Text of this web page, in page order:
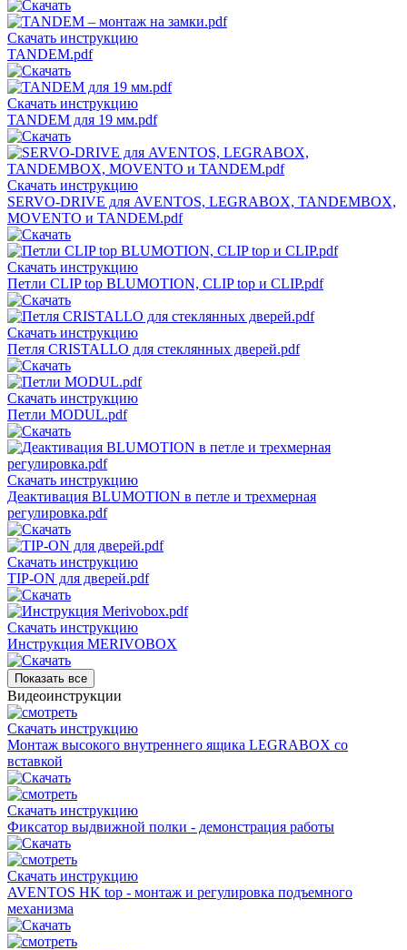
Скачать инструкцию
TANDEM.pdf
Скачать инструкцию
TANDEM для 19 мм.pdf
Скачать инструкцию
SERVO-DRIVE для AVENTOS, LEGRABOX, TANDEMBOX,
MOVENTO и TANDEM.pdf
Скачать инструкцию
Петли CLIP top BLUMOTION, CLIP top и CLIP.pdf
Скачать инструкцию
Петля CRISTALLO для стеклянных дверей.pdf
Скачать инструкцию
Петли MODUL.pdf
Скачать инструкцию
Деактивация BLUMOTION в петле и трехмерная
регулировка.pdf
Скачать инструкцию
TIP-ON для дверей.pdf
Скачать инструкцию
Инструкция MERIVOBOX
Показать все
Видеоинструкции
Скачать инструкцию
Монтаж высокого внутреннего ящика LEGRABOX со
вставкой
Скачать инструкцию
Фиксатор выдвижной полки - демонстрация работы
Скачать инструкцию
AVENTOS HK top - монтаж и регулировка подъемного
механизма